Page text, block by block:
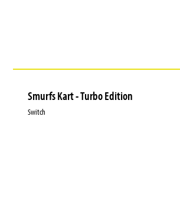
Smurfs Kart - Turbo Edition
Switch